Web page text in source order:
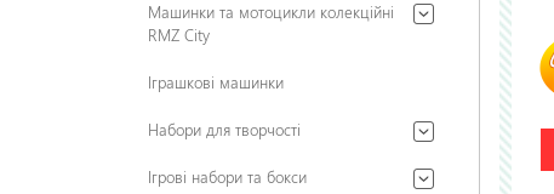
Машинки та мотоцикли колекційні
RMZ City
Іграшкові машинки
Набори для творчості
Ігрові набори та бокси